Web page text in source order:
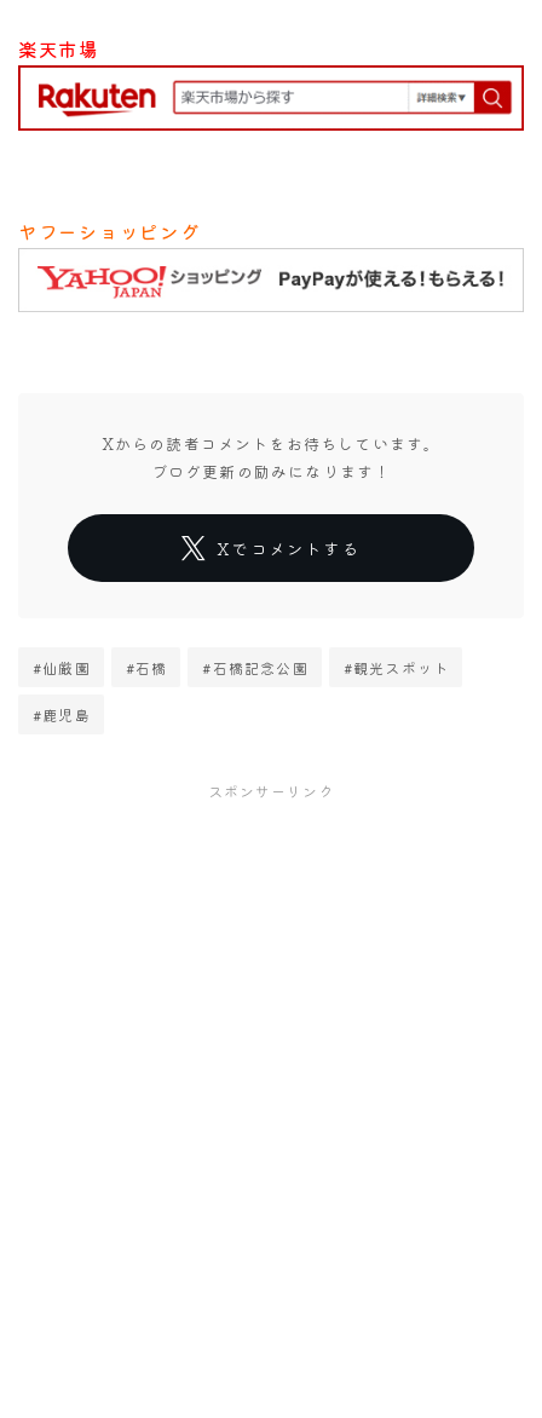
楽天市場
ヤフーショッピング
Xからの読者コメントをお待ちしています。
ブログ更新の励みになります！
Xでコメントする
#仙厳園 #石橋 #石橋記念公園 #観光スポット
#鹿児島
スポンサーリンク